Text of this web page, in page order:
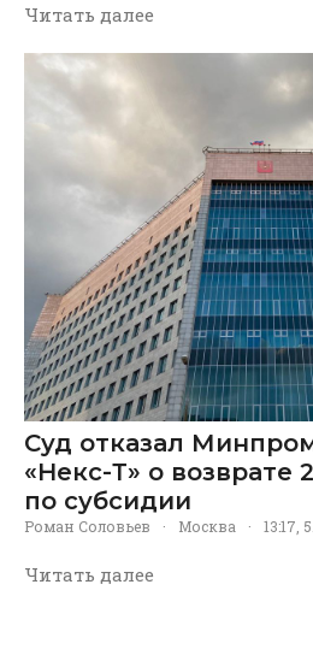
Читать далее
Суд отказал
«Некс-Т» о возврате
по субсидии
Роман Соловьев · Москва · 13:17,
Читать далее